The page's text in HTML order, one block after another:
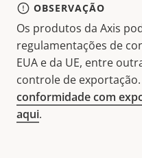
OBSERVAÇÃO
Os produtos da Axis
regulamentações de
EUA e da UE, entre
controle de
conformidade com
aqui.